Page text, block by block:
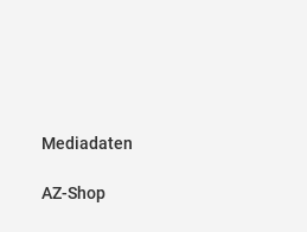
Mediadaten
AZ-Shop